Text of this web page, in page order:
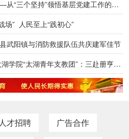
把人民放在心中最高位置——从“三个坚持”领悟基层党建工作的为民初心
场” 人民至上“践初心”
阳镇与消防救援队伍共庆建军佳节
心之所向·行之所往丨无锡太湖学院“太湖青年支教团”：三赴册亨，十年之约再启盛夏
人才招聘 广告合作